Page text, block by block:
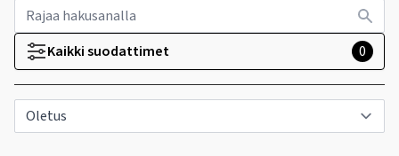
Kaikki suodattimet 0